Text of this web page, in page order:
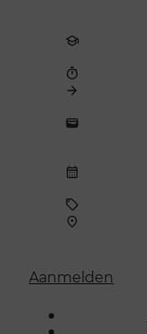
Aanmelden